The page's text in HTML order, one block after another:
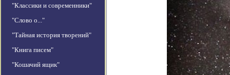
"Классики и современники"
"Слово о..."
"Тайная история творений"
"Книга писем"
"Кошачий ящик"